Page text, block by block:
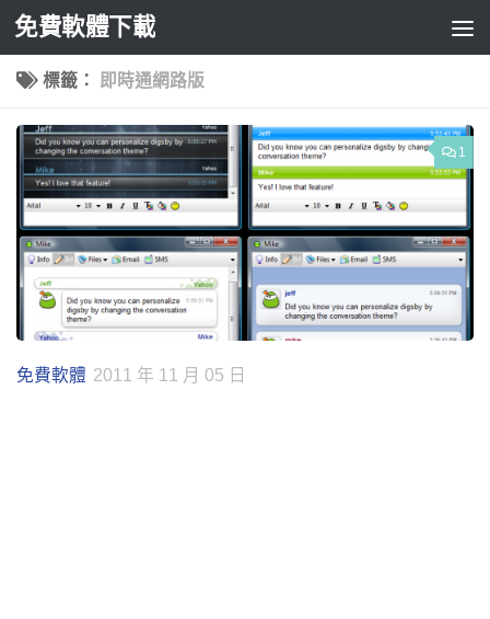
Skip to content
免費軟體下載
標籤： 即時通網路版
1
免費軟體 2011 年 11 月 05 日